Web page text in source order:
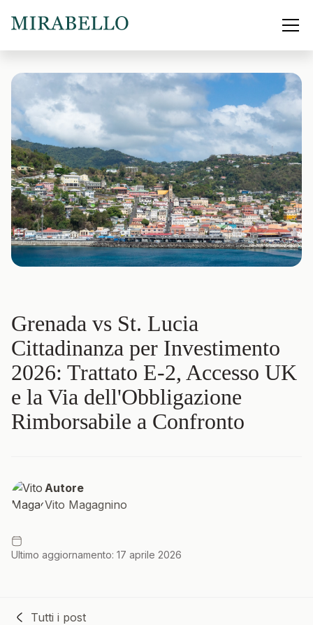
Grenada vs St. Lucia
Cittadinanza per Investimento
2026: Trattato E-2, Accesso UK
e la Via dell'Obbligazione
Rimborsabile a Confronto
Autore
Vito Magagnino
Ultimo aggiornamento: 17 aprile 2026
Tutti i post